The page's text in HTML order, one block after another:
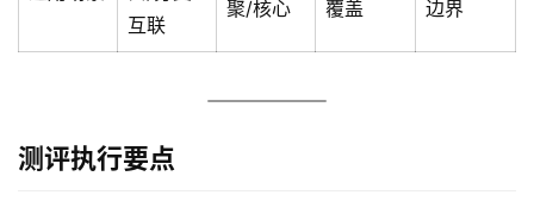
互联
聚/核心
覆盖
边界
测评执行要点